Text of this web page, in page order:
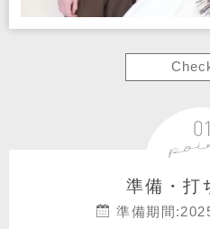
準備・打
準備期間